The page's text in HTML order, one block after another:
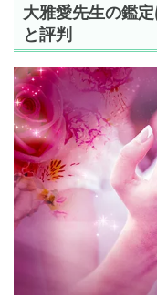
大雅愛先生の鑑
と評判